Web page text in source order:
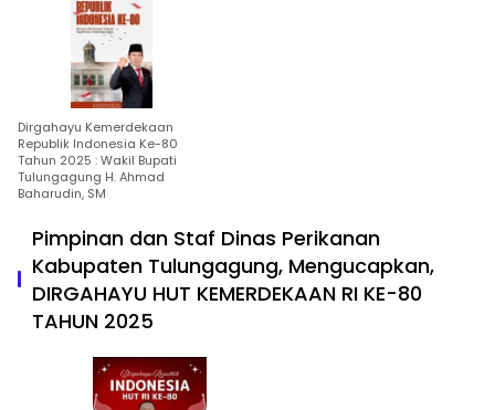
Dirgahayu Kemerdekaan
Republik Indonesia Ke-80
Tahun 2025 : Wakil Bupati
Tulungagung H. Ahmad
Baharudin, SM
Pimpinan dan Staf Dinas Perikanan
Kabupaten Tulungagung, Mengucapkan,
DIRGAHAYU HUT KEMERDEKAAN RI KE-80
TAHUN 2025